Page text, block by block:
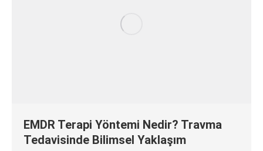
EMDR Terapi Yöntemi Nedir? Travma
Tedavisinde Bilimsel Yaklaşım